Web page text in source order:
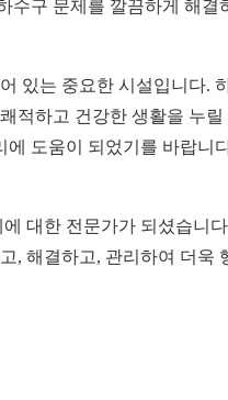
수구 문제를 깔끔하게 해결
있는 중요한 시설입니다.
적하고 건강한 생활을 누릴
도움이 되었기를 바랍니
대한 전문가가 되셨습니
, 해결하고, 관리하여 더욱